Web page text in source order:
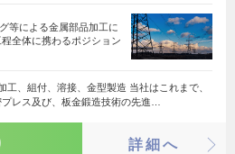
等による金属部品加工に
全体に携わるポジション
工、組付、溶接、金型製造 当社はこれまで、
レス及び、板金鍛造技術の先進…
詳細へ